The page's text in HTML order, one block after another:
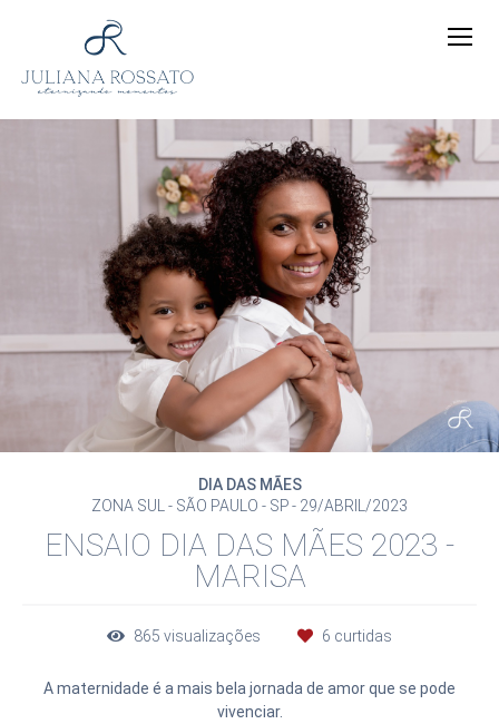
DIA DAS MÃES
ZONA SUL - SÃO PAULO - SP
29/ABRIL/2023
ENSAIO DIA DAS MÃES 2023 -
MARISA
865 visualizações 6 curtidas
A maternidade é a mais bela jornada de amor que se pode
vivenciar.